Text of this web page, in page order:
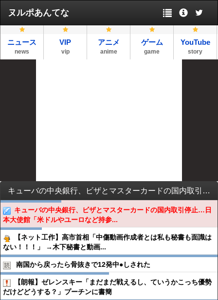
ヌルポあんてな
ニュース
news
VIP
vip
アニメ
anime
ゲーム
game
YouTube
story
キューバの中央銀行、ビザとマスターカードの国内取引停止…日本大使館「米ドルやユーロなど持参を」！
キューバの中央銀行、ビザとマスターカードの国内取引停止…日
本大使館「米ドルやユーロなど持参...
【ネット工作】高市首相「中傷動画作成者とは私も秘書も面識は
ない！！！」 →木下秘書と動画...
南国から戻ったら骨抜きで12発中●︎しされた
【朗報】ゼレンスキー「まだまだ戦えるし、ていうかこっち優勢
だけどどうする？」プーチンに書簡